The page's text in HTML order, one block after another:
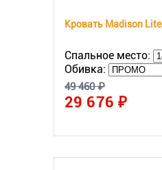
Кровать Madison Lite
Спальное место:
Обивка:
49 460 ₽
29 676 ₽